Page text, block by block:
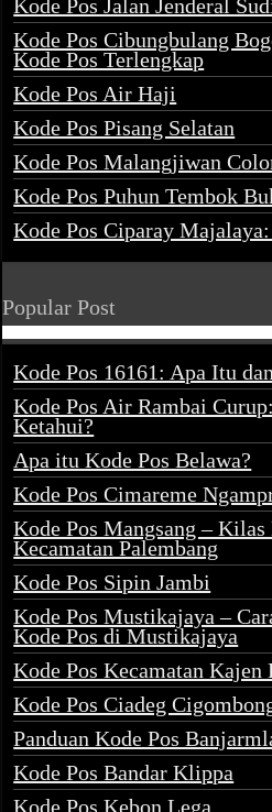
Kode Pos Jalan Jenderal
Kode Pos Cibungbulang
Kode Pos Terlengkap
Kode Pos Air Haji
Kode Pos Pisang Selatan
Kode Pos Malangjiwan
Kode Pos Puhun Tembok
Kode Pos Ciparay
Popular Post
Kode Pos 16161: Apa Itu
Kode Pos Air Rambai
Ketahui?
Apa itu Kode Pos Belawa?
Kode Pos Cimareme
Kode Pos Mangsang –
Kecamatan Palembang
Kode Pos Sipin Jambi
Kode Pos Mustikajaya –
Kode Pos di Mustikajaya
Kode Pos Kecamatan Kajen
Kode Pos Ciadeg
Panduan Kode Pos
Kode Pos Bandar Klippa
Kode Pos Kebon Lega